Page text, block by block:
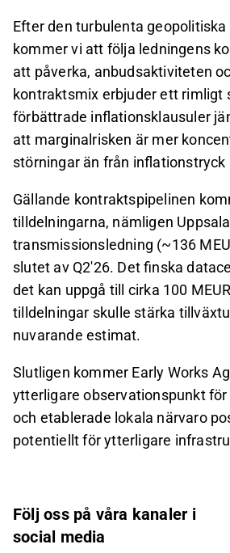
Efter den turbulenta
kommer vi att följa ledningens
att påverka, anbudsaktiviteten
kontraktsmix erbjuder ett rimligt
förbättrade inflationsklausuler
att marginalrisken är mer
störningar än från inflationstryck
Gällande kontraktspipelinen
tilldelningarna, nämligen
transmissionsledning (~136
slutet av Q2'26. Det finska
det kan uppgå till cirka 100
tilldelningar skulle stärka
nuvarande estimat.
Slutligen kommer Early Works
ytterligare observationspunkt
och etablerade lokala närvaro
potentiellt för ytterligare
Följ oss på våra kanaler i
social media